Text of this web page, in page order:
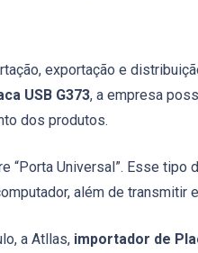
exportação e
USB G373, a empresa
dos produtos.
“Porta Universal”. Esse tipo
além de transmitir
a Atllas, importador de